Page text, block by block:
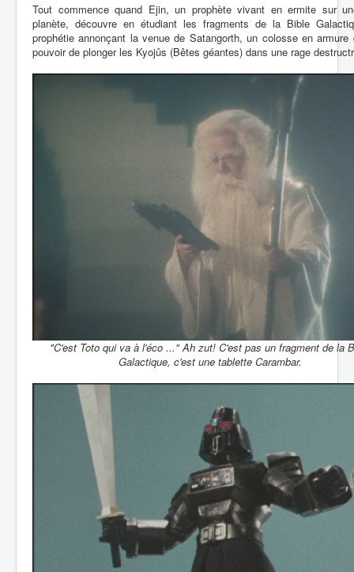
Tout commence quand Ejin, un prophète vivant en ermite sur
planète, découvre en étudiant les fragments de la Bible
prophétie annonçant la venue de Satangorth, un colosse en armure
pouvoir de plonger les Kyojûs (Bêtes géantes) dans une rage
"C'est Toto qui va à l'éco ..." Ah zut! C'est pas un fragment de la
Galactique, c'est une tablette Carambar.